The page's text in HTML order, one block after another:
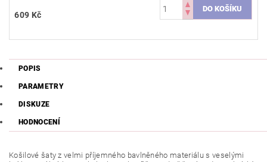
609 Kč
POPIS
PARAMETRY
DISKUZE
HODNOCENÍ
Košilové šaty z velmi příjemného bavlněného materiálu s veselými